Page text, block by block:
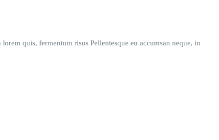
quis, fermentum risus Pellentesque eu accumsan neque, in